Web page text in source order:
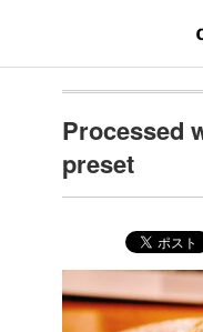
Processed
preset